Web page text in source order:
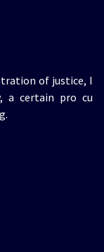
of justice, I
a certain pro cu